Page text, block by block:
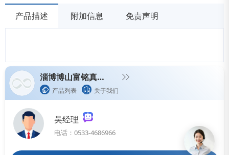
产品描述 附加信息 免责声明
淄博博山富铭真空泵厂
产品列表 关于我们
吴经理
电话：0533-4686966